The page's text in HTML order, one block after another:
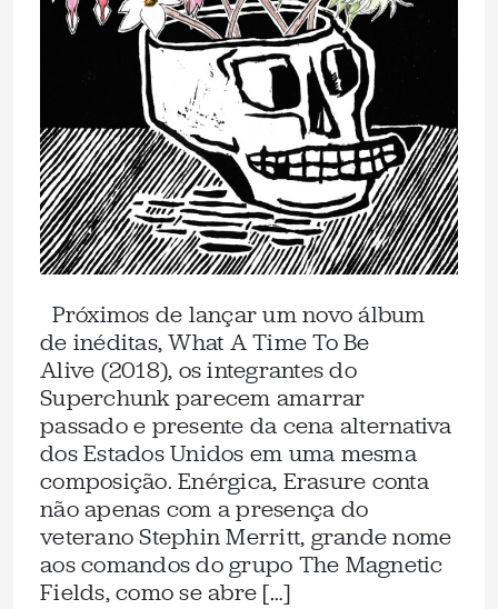
Próximos de lançar um novo álbum
de inéditas, What A Time To Be
Alive (2018), os integrantes do
Superchunk parecem amarrar
passado e presente da cena alternativa
dos Estados Unidos em uma mesma
composição. Enérgica, Erasure conta
não apenas com a presença do
veterano Stephin Merritt, grande nome
aos comandos do grupo The Magnetic
Fields, como se abre […]